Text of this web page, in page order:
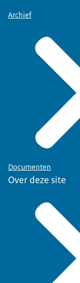
Archief
Documenten
Over deze site